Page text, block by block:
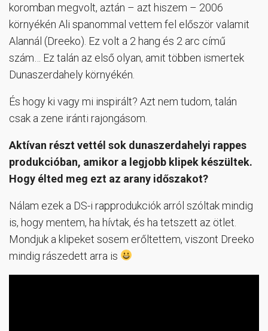
koromban megvolt, aztán – azt hiszem – 2006
környékén Ali spanommal vettem fel először valamit
Alannál (Dreeko). Ez volt a 2 hang és 2 arc című
szám… Ez talán az első olyan, amit többen ismertek
Dunaszerdahely környékén.
És hogy ki vagy mi inspirált? Azt nem tudom, talán
csak a zene iránti rajongásom.
Aktívan részt vettél sok dunaszerdahelyi rappes
produkcióban, amikor a legjobb klipek készültek.
Hogy élted meg ezt az arany időszakot?
Nálam ezek a DS-i rapprodukciók arról szóltak mindig
is, hogy mentem, ha hívtak, és ha tetszett az ötlet.
Mondjuk a klipeket sosem erőltettem, viszont Dreeko
mindig rászedett arra is